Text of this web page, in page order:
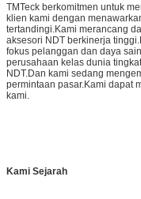
TMTeck berkomitmen untuk
klien kami dengan
tertandingi.Kami merancang
aksesori NDT berkinerja
fokus pelanggan dan daya
perusahaan kelas dunia
NDT.Dan kami sedang
permintaan pasar.Kami dapat
kami.
Kami Sejarah